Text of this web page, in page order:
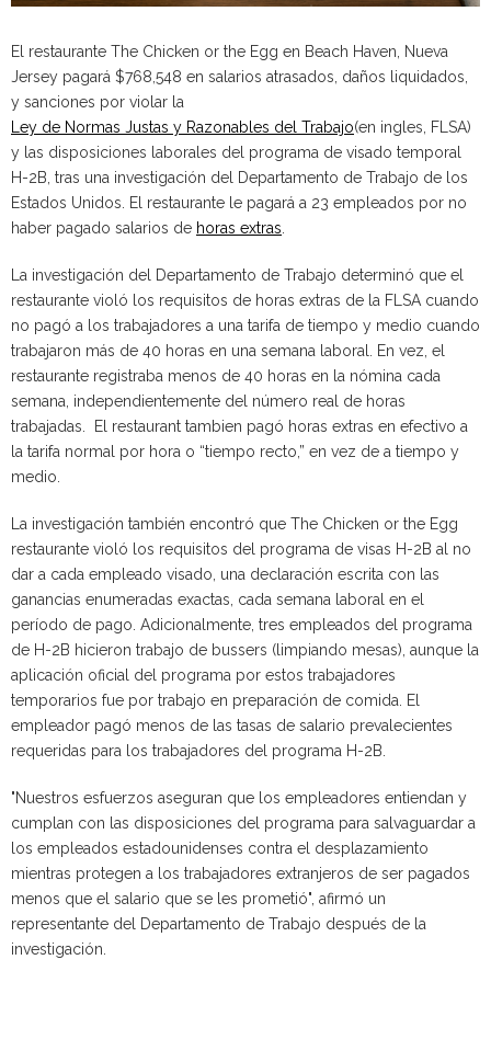
El restaurante The Chicken or the Egg en Beach Haven, Nueva
Jersey pagará $768,548 en salarios atrasados, daños liquidados,
y sanciones por violar la
Ley de Normas Justas y Razonables del Trabajo(en ingles, FLSA)
y las disposiciones laborales del programa de visado temporal
H-2B, tras una investigación del Departamento de Trabajo de los
Estados Unidos. El restaurante le pagará a 23 empleados por no
haber pagado salarios de horas extras
La investigación del Departamento de Trabajo determinó que el
restaurante violó los requisitos de horas extras de la FLSA cuando
no pagó a los trabajadores a una tarifa de tiempo y medio cuando
trabajaron más de 40 horas en una semana laboral. En vez, el
restaurante registraba menos de 40 horas en la nómina cada
semana, independientemente del número real de horas
trabajadas. El restaurant tambien pagó horas extras en efectivo a
la tarifa normal por hora o “tiempo recto,” en vez de a tiempo y
medio.
La investigación también encontró que The Chicken or the Egg
restaurante violó los requisitos del programa de visas H-2B al no
dar a cada empleado visado, una declaración escrita con las
ganancias enumeradas exactas, cada semana laboral en el
período de pago. Adicionalmente, tres empleados del programa
de H-2B hicieron trabajo de bussers (limpiando mesas), aunque la
aplicación oficial del programa por estos trabajadores
temporarios fue por trabajo en preparación de comida. El
empleador pagó menos de las tasas de salario prevalecientes
requeridas para los trabajadores del programa H-2B.
"Nuestros esfuerzos aseguran que los empleadores entiendan y
cumplan con las disposiciones del programa para salvaguardar a
los empleados estadounidenses contra el desplazamiento
mientras protegen a los trabajadores extranjeros de ser pagados
menos que el salario que se les prometió", afirmó un
representante del Departamento de Trabajo después de la
investigación.